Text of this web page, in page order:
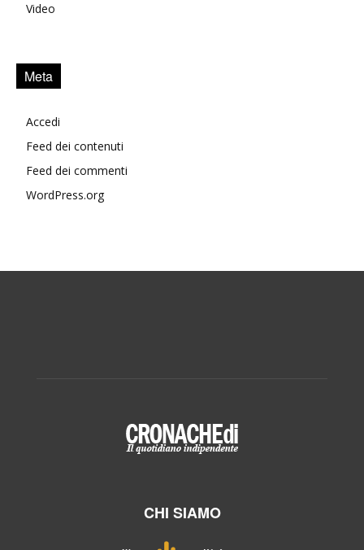
Video
Meta
Accedi
Feed dei contenuti
Feed dei commenti
WordPress.org
CHI SIAMO